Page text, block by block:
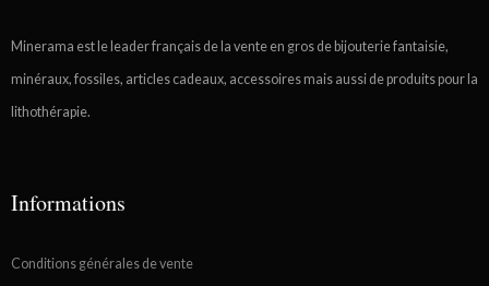
Minerama est le leader français de la vente en gros de bijouterie fantaisie,
minéraux, fossiles, articles cadeaux, accessoires mais aussi de produits pour la
lithothérapie.
Informations
Conditions générales de vente